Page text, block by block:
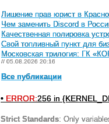
Лишение прав юрист в
Чем заменить Discord в
Качественная полировка
Свой топливный пункт для
Московская трилогия: ГК
// 05.08.2026 20:16
Все публикации
• ERROR:256 in
Strict Standards: Only